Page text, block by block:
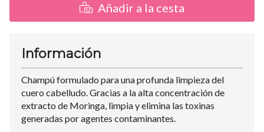
Añadir a la cesta
Información
Champú formulado para una profunda limpieza del
cuero cabelludo. Gracias a la alta concentración de
extracto de Moringa, limpia y elimina las toxinas
generadas por agentes contaminantes.